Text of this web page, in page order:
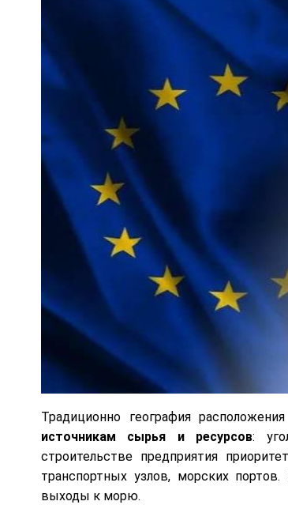
Традиционно география
источникам сырья и ресурсов:
строительстве предприятия
транспортных узлов, морских
выходы к морю.